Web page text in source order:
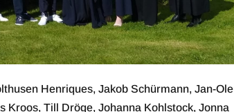
Henriques, Jakob Schürmann, Jan-Ole
Kroos, Till Dröge, Johanna Kohlstock, Jonna